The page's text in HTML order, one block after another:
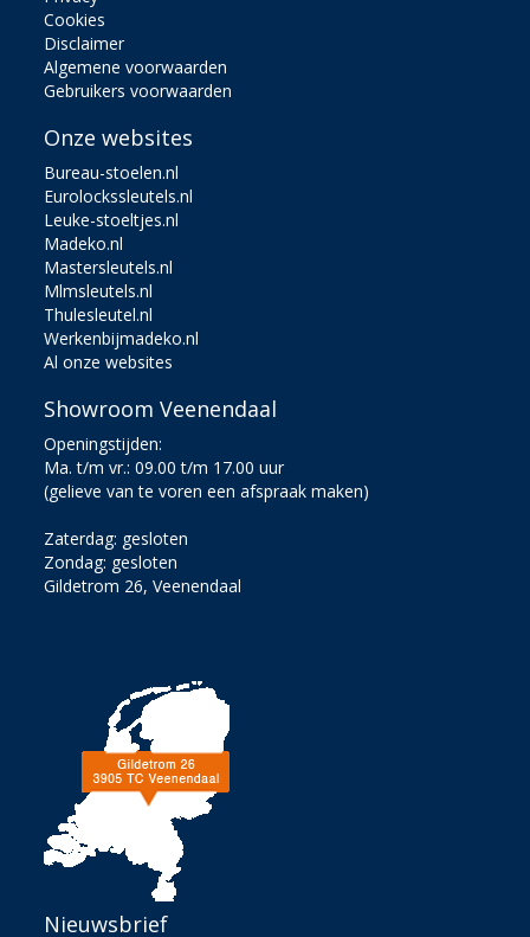
Cookies
Disclaimer
Algemene voorwaarden
Gebruikers voorwaarden
Onze websites
Bureau-stoelen.nl
Eurolockssleutels.nl
Leuke-stoeltjes.nl
Madeko.nl
Mastersleutels.nl
Mlmsleutels.nl
Thulesleutel.nl
Werkenbijmadeko.nl
Al onze websites
Showroom Veenendaal
Openingstijden:
Ma. t/m vr.: 09.00 t/m 17.00 uur
(gelieve van te voren een afspraak maken)
Zaterdag: gesloten
Zondag: gesloten
Gildetrom 26, Veenendaal
Nieuwsbrief